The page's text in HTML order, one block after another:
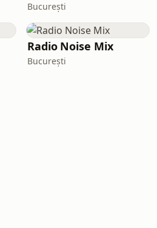
București
Radio Noise Mix
București